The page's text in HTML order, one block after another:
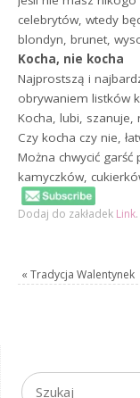
celebrytów, wtedy
blondyn, brunet,
Kocha, nie kocha
Najprostszą i
obrywaniem listków
Kocha, lubi, szanuje,
Czy kocha czy nie,
Można chwycić
kamyczków,
Dodaj do zakładek Link.
« Tradycja Walentynek